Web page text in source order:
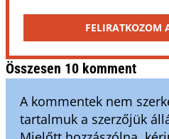
FELIRATKOZOM
Összesen 10 komment
A kommentek nem
tartalmuk a szerzőjük